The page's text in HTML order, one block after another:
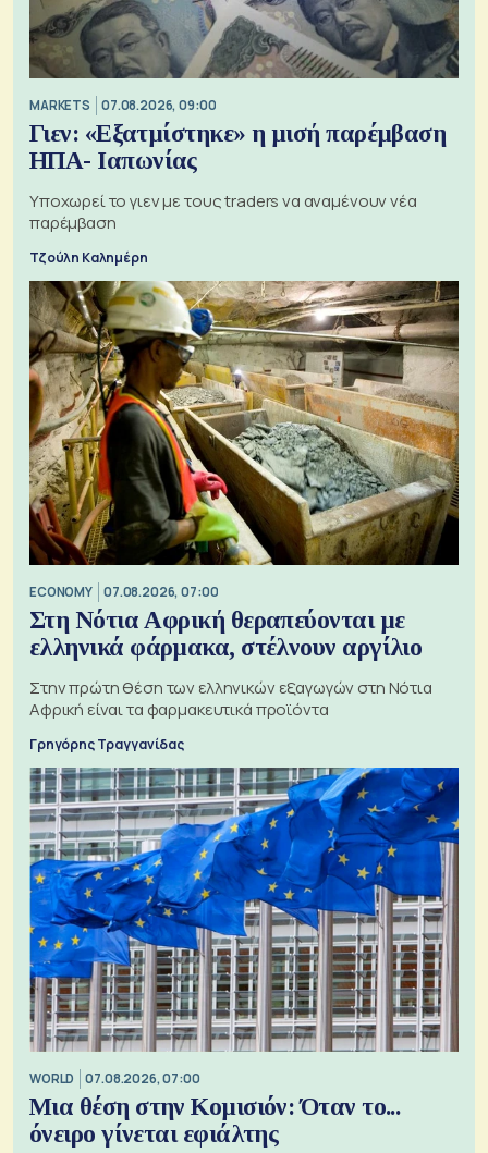
MARKETS 07.08.2026, 09:00
Γιεν: «Εξατμίστηκε» η μισή παρέμβαση
ΗΠΑ- Ιαπωνίας
Υποχωρεί το γιεν με τους traders να αναμένουν νέα
παρέμβαση
Τζούλη Καλημέρη
ECONOMY 07.08.2026, 07:00
Στη Νότια Αφρική θεραπεύονται με
ελληνικά φάρμακα, στέλνουν αργίλιο
Στην πρώτη θέση των ελληνικών εξαγωγών στη Νότια
Αφρική είναι τα φαρμακευτικά προϊόντα
Γρηγόρης Τραγγανίδας
WORLD 07.08.2026, 07:00
Μια θέση στην Κομισιόν: Όταν το...
όνειρο γίνεται εφιάλτης